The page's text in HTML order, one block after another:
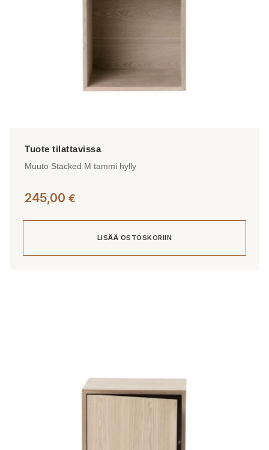
Muuto Stacked M tammi hylly
245,00 €
LISÄÄ OSTOSKORIIN